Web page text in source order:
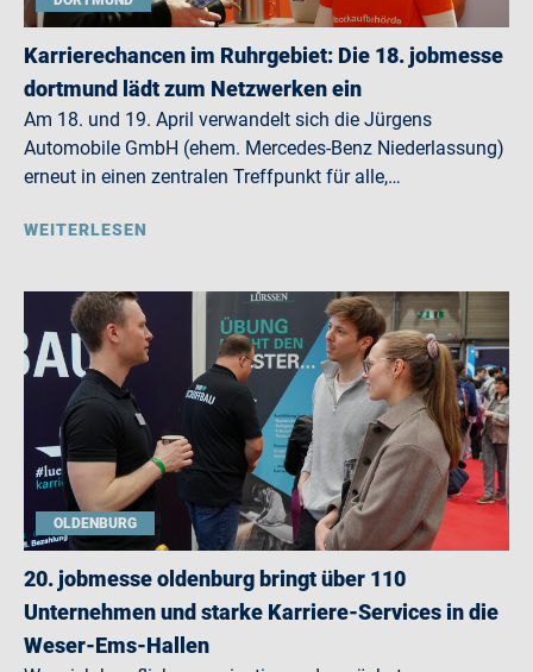
Karrierechancen im Ruhrgebiet: Die 18. jobmesse
dortmund lädt zum Netzwerken ein
Am 18. und 19. April verwandelt sich die Jürgens
Automobile GmbH (ehem. Mercedes-Benz Niederlassung)
erneut in einen zentralen Treffpunkt für alle,…
WEITERLESEN
OLDENBURG
20. jobmesse oldenburg bringt über 110
Unternehmen und starke Karriere-Services in die
Weser-Ems-Hallen